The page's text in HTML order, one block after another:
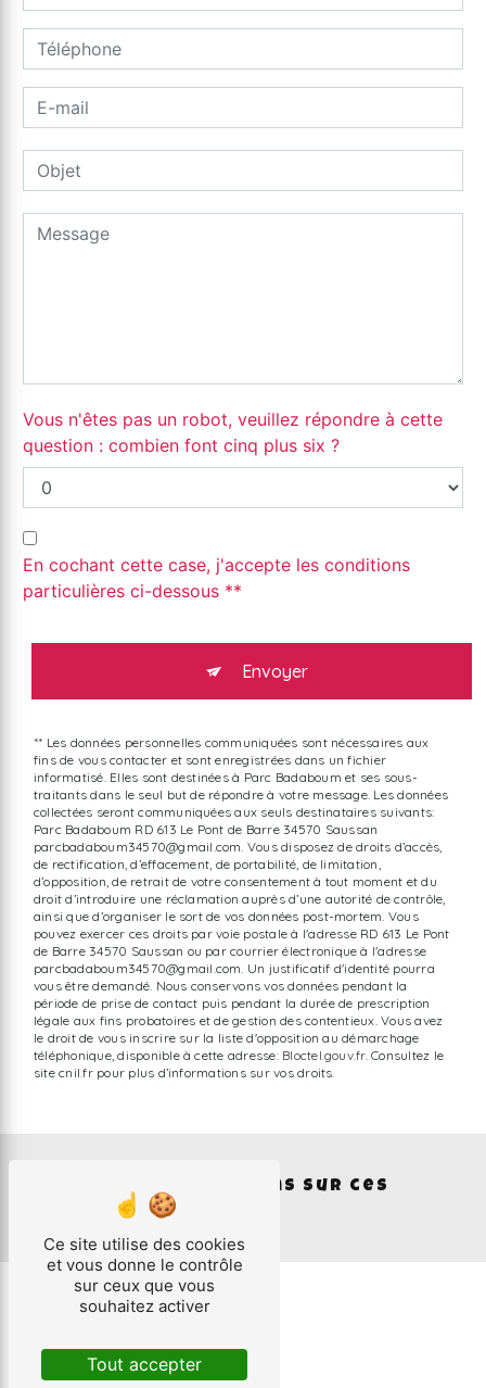
Vous n'êtes pas un robot, veuillez répondre à cette
question : combien font cinq plus six ?
En cochant cette case, j'accepte les conditions
particulières ci-dessous **
Envoyer
** Les données personnelles communiquées sont nécessaires aux
fins de vous contacter et sont enregistrées dans un fichier
informatisé. Elles sont destinées à Parc Badaboum et ses sous-
traitants dans le seul but de répondre à votre message. Les données
collectées seront communiquées aux seuls destinataires suivants:
Parc Badaboum RD 613 Le Pont de Barre 34570 Saussan
parcbadaboum34570@gmail.com. Vous disposez de droits d’accès,
de rectification, d’effacement, de portabilité, de limitation,
d’opposition, de retrait de votre consentement à tout moment et du
droit d’introduire une réclamation auprès d’une autorité de contrôle,
ainsi que d’organiser le sort de vos données post-mortem. Vous
pouvez exercer ces droits par voie postale à l'adresse RD 613 Le Pont
de Barre 34570 Saussan ou par courrier électronique à l'adresse
parcbadaboum34570@gmail.com. Un justificatif d'identité pourra
vous être demandé. Nous conservons vos données pendant la
période de prise de contact puis pendant la durée de prescription
légale aux fins probatoires et de gestion des contentieux. Vous avez
le droit de vous inscrire sur la liste d'opposition au démarchage
téléphonique, disponible à cette adresse: Bloctel.gouv.fr. Consultez le
site cnil.fr pour plus d’informations sur vos droits.
Nos interventions sur ces
villes
Ce site utilise des cookies
et vous donne le contrôle
sur ceux que vous
souhaitez activer
Tout accepter